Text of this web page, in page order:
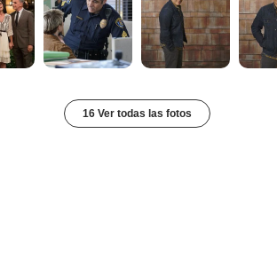
16 Ver todas las fotos